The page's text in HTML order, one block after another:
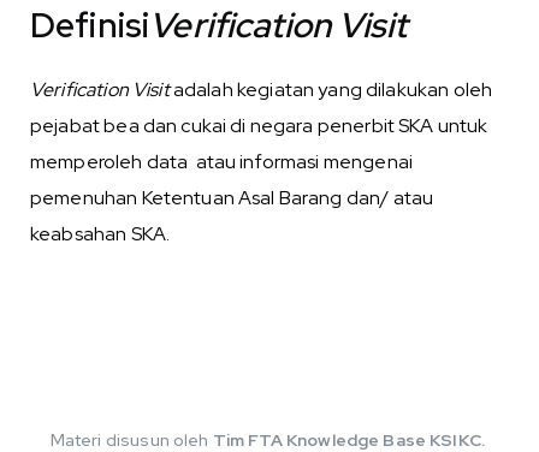
DefinisiVerification Visit
Verification Visitadalah kegiatan yang dilakukan oleh
pejabat bea dan cukai di negara penerbit SKA untuk
memperoleh data atau informasi mengenai
pemenuhan Ketentuan Asal Barang dan/ atau
keabsahan SKA.
Materi disusun oleh Tim FTA Knowledge Base KSIKC.